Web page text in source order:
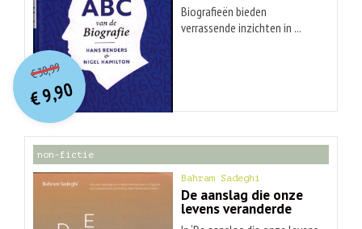
Biografieën bieden
verrassende inzichten in ...
€30,99O
orspr
onkelijke
prijs
was:
€ 30,99.
€9,90
Huidige
prijs
is:
€ 9,90.
non-fictie
Bahram Sadeghi
De aanslag die onze
levens veranderde